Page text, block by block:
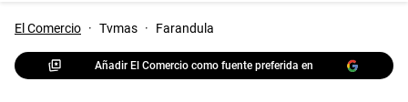
El Comercio · Tvmas · Farandula
Añadir El Comercio como fuente preferida en